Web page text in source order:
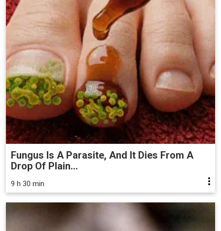
Fungus Is A Parasite, And It Dies From A
Drop Of Plain...
9 h 30 min